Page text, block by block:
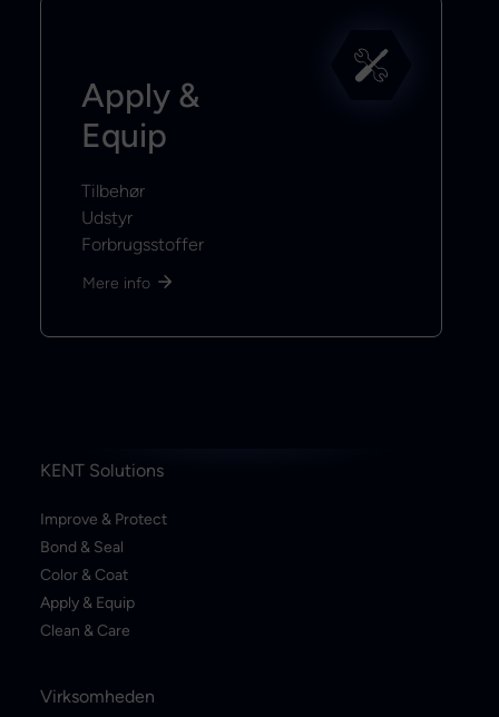
Apply &
Equip
Tilbehør
Udstyr
Forbrugsstoffer
Mere info
KENT Solutions
Improve & Protect
Bond & Seal
Color & Coat
Apply & Equip
Clean & Care
Virksomheden